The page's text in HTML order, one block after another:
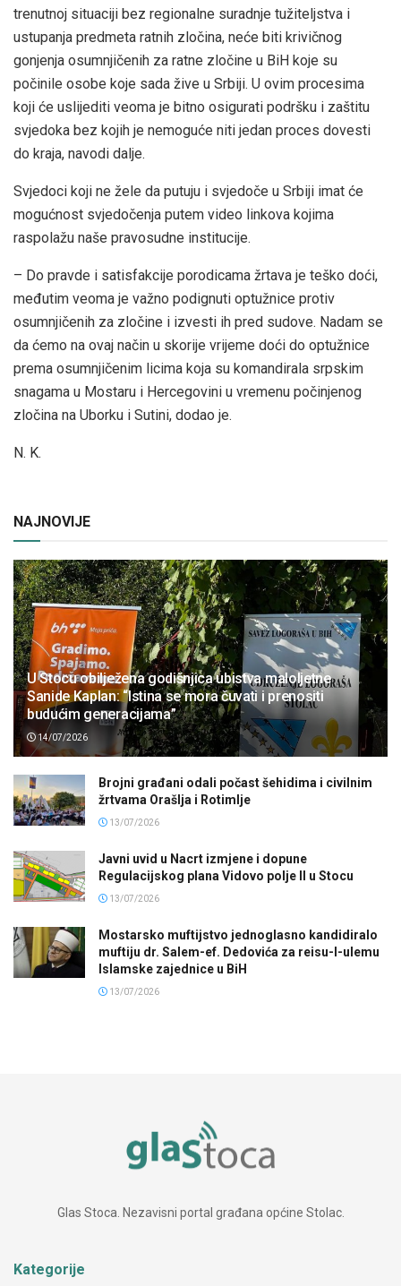
trenutnoj situaciji bez regionalne suradnje tužiteljstva i
ustupanja predmeta ratnih zločina, neće biti krivičnog
gonjenja osumnjičenih za ratne zločine u BiH koje su
počinile osobe koje sada žive u Srbiji. U ovim procesima
koji će uslijediti veoma je bitno osigurati podršku i zaštitu
svjedoka bez kojih je nemoguće niti jedan proces dovesti
do kraja, navodi dalje.
Svjedoci koji ne žele da putuju i svjedoče u Srbiji imat će
mogućnost svjedočenja putem video linkova kojima
raspolažu naše pravosudne institucije.
– Do pravde i satisfakcije porodicama žrtava je teško doći,
međutim veoma je važno podignuti optužnice protiv
osumnjičenih za zločine i izvesti ih pred sudove. Nadam se
da ćemo na ovaj način u skorije vrijeme doći do optužnice
prema osumnjičenim licima koja su komandirala srpskim
snagama u Mostaru i Hercegovini u vremenu počinjenog
zločina na Uborku i Sutini, dodao je.
N. K.
NAJNOVIJE
U Stocu obilježena godišnjica ubistva maloljetne
Sanide Kaplan: “Istina se mora čuvati i prenositi
budućim generacijama”
14/07/2026
Brojni građani odali počast šehidima i civilnim
žrtvama Orašlja i Rotimlje
13/07/2026
Javni uvid u Nacrt izmjene i dopune
Regulacijskog plana Vidovo polje II u Stocu
13/07/2026
Mostarsko muftijstvo jednoglasno kandidiralo
muftiju dr. Salem-ef. Dedovića za reisu-l-ulemu
Islamske zajednice u BiH
13/07/2026
Glas Stoca. Nezavisni portal građana općine Stolac.
Kategorije